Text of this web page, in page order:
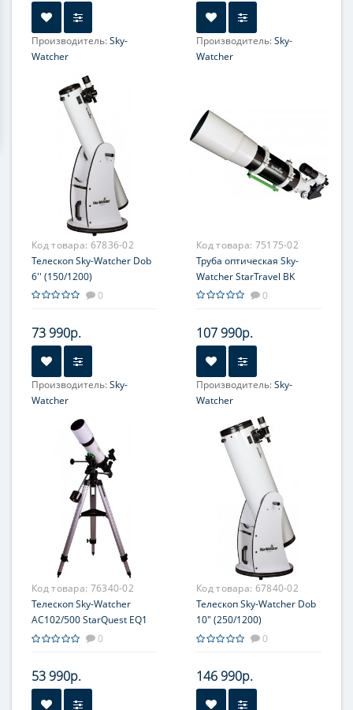
Производитель:Sky-
Watcher
(апертура), мм:
Производитель:Sky-
Watcher
Код товара: 67836-02
Телескоп Sky-Watcher Dob
6'' (150/1200)
0
73 990р.
Производитель:Sky-
Watcher
Диаметр главного зеркала
(апертура), мм:
Фокусное расстояние, мм:
Максимальное полезное
увеличение, крат:
Код товара: 75175-02
Труба оптическая Sky-
Watcher StarTravel BK
150750 OTA
0
107 990р.
Производитель:Sky-
Watcher
Увеличение, крат:
Диаметр главного зеркала
(апертура), мм:
Фокусное расстояние, мм:
Максимальное полезное
увеличение, крат:
Код товара: 76340-02
Телескоп Sky-Watcher
AC102/500 StarQuest EQ1
0
53 990р.
Код товара: 67840-02
Телескоп Sky-Watcher Dob
10" (250/1200)
0
146 990р.